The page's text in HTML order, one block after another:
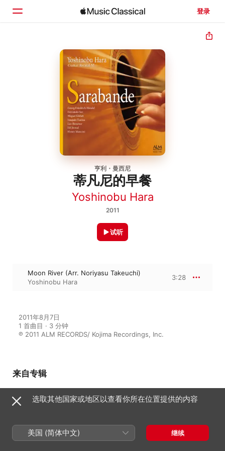
登录
亨利・曼西尼
蒂凡尼的早餐
Yoshinobu Hara
2011
试听
Moon River (Arr. Noriyasu Takeuchi)
Yoshinobu Hara
3:28
2011年8月7日
1 首曲目 · 3 分钟
℗ 2011 ALM RECORDS/ Kojima Recordings, Inc.
来自专辑
Yoshinobu Hara
选取其他国家或地区以查看你所在位置提供的内容
美国 (简体中文) 继续